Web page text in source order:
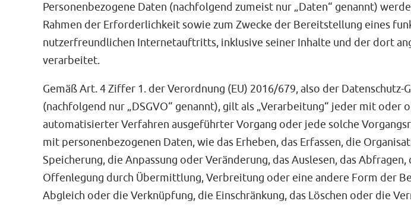
Personenbezogene Daten (nachfolgend zumeist nur „Daten“ genannt)
Rahmen der Erforderlichkeit sowie zum Zwecke der Bereitstellung eines
nutzerfreundlichen Internetauftritts, inklusive seiner Inhalte und der dort
verarbeitet.
Gemäß Art. 4 Ziffer 1. der Verordnung (EU) 2016/679, also der Datenschutz-
(nachfolgend nur „DSGVO“ genannt), gilt als „Verarbeitung“ jeder mit oder
automatisierter Verfahren ausgeführter Vorgang oder jede solche
mit personenbezogenen Daten, wie das Erheben, das Erfassen, die
Speicherung, die Anpassung oder Veränderung, das Auslesen, das
Offenlegung durch Übermittlung, Verbreitung oder eine andere Form der
Abgleich oder die Verknüpfung, die Einschränkung, das Löschen oder die